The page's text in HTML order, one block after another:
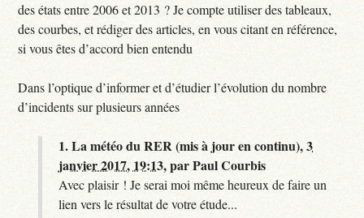
des états entre 2006 et 2013 ? Je compte utiliser des tableaux,
des courbes, et rédiger des articles, en vous citant en référence,
si vous êtes d’accord bien entendu
Dans l’optique d’informer et d’étudier l’évolution du nombre
d’incidents sur plusieurs années
1.La météo du RER (mis à jour en continu),3
janvier 2017, 19:13,parPaul Courbis
Avec plaisir ! Je serai moi même heureux de faire un
lien vers le résultat de votre étude...